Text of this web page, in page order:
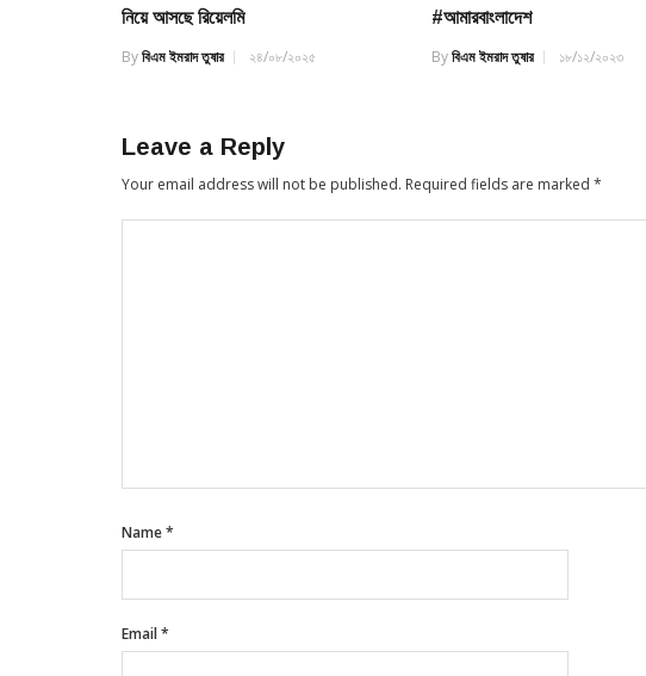
নিয়ে আসছে রিয়েলমি
Byবিএম ইমরাদ তুষার ২৪/০৮/২০২৫
#আমারবাংলাদেশ
Byবিএম ইমরাদ তুষার ১৮/১২/২০২৩
Leave a Reply
Your email address will not be published. Required fields are marked*
Name*
Email*